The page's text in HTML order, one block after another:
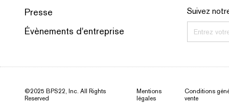
Presse
Évènements d'entreprise
Suivez
Entrez
©2025 BPS22, Inc. All Rights
Reserved
Mentions
légales
Conditions
vente